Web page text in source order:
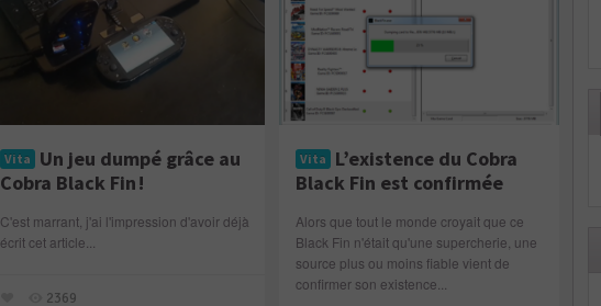
Vita
Un jeu dumpé grâce au
Cobra Black Fin !
C'est marrant, j'ai l'impression d'avoir déjà
écrit cet article...
2369
Vita L’existence du Cobra
Black Fin est confirmée
Alors que tout le monde croyait que ce
Black Fin n'était qu'une supercherie, une
source plus ou moins fiable vient de
confirmer son existence...